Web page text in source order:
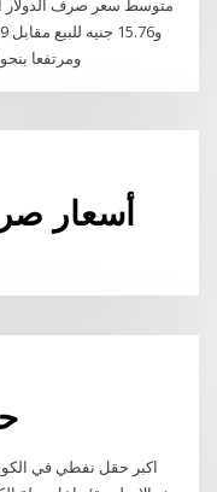
ومرتفعا بنحو 10 قروش عن أدنى مستوياته الذي سجله في
أسعار
اكبر حقل نفطي في